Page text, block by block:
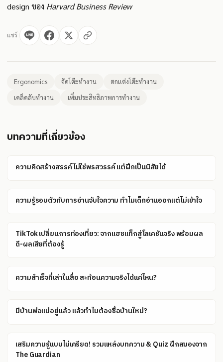
design ของ Harvard Business Review
แชร์
Ergonomics จัดโต๊ะทำงาน
ตกแต่งโต๊ะทำงาน
เคล็ดลับทำงาน
เพิ่มประสิทธิภาพการทำงาน
บทความที่เกี่ยวข้อง
ความคิดสร้างสรรค์ไม่ใช่พรสวรรค์ แต่ฝึกเป็นนิสัยได้
ความรู้รอบตัวกับการอ่านจับใจความ ทำไมเด็กอ่านออกแต่ไม่เข้าใจ
TikTok เปลี่ยนการท่องเที่ยว: จากแฮชแท็กสู่โลเคชันจริง พร้อมผล
ดี-ผลเสียที่ต้องรู้
ความสำเร็จที่เล่าในสื่อ สะท้อนความจริงได้แค่ไหน?
มีบ้านพ่อแม่อยู่แล้ว แล้วทำไมต้องซื้อบ้านใหม่?
เสริมความรู้แบบไม่เครียด! รวมแหล่งบทความ & Quiz ฝึกสมองจาก
The Guardian